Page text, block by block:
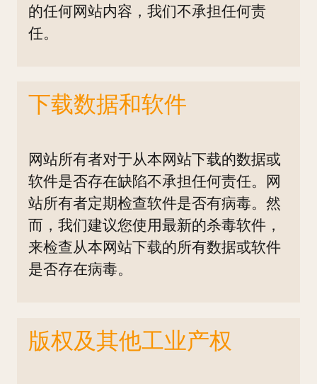
的任何网站内容，我们不承担任何责
任。
下载数据和软件
网站所有者对于从本网站下载的数据或
软件是否存在缺陷不承担任何责任。网
站所有者定期检查软件是否有病毒。然
而，我们建议您使用最新的杀毒软件，
来检查从本网站下载的所有数据或软件
是否存在病毒。
版权及其他工业产权